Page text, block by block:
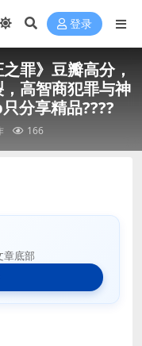
登录
罪》豆瓣高分，
高智商犯罪与神
分享精品????
166
章底部